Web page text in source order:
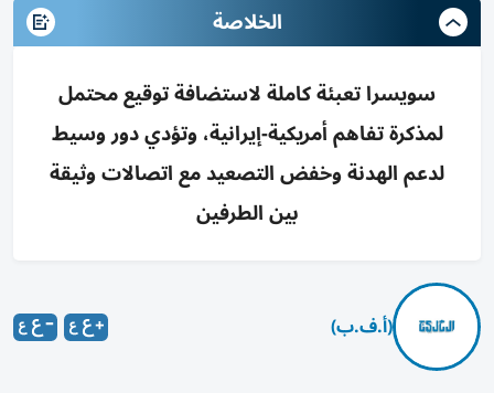
الخلاصة
سويسرا تعبئة كاملة لاستضافة توقيع محتمل
لمذكرة تفاهم أمريكية-إيرانية، وتؤدي دور وسيط
لدعم الهدنة وخفض التصعيد مع اتصالات وثيقة
بين الطرفين
(أ.ف.ب)